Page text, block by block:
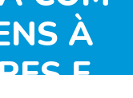
À
E